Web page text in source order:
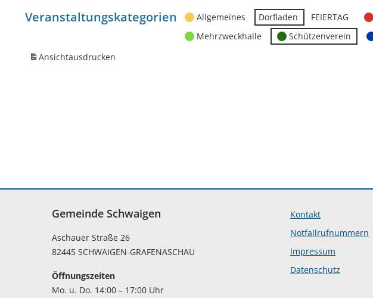
Veranstaltungskategorien Allgemeines Dorfladen FEIERTAG
Mehrzweckhalle
Schützenverein
Ansichtausdrucken
Gemeinde Schwaigen
Aschauer Straße 26
82445 SCHWAIGEN-GRAFENASCHAU
Öffnungszeiten
Mo. u. Do. 14:00 – 17:00 Uhr
Kontakt
Notfallrufnummern
Impressum
Datenschutz